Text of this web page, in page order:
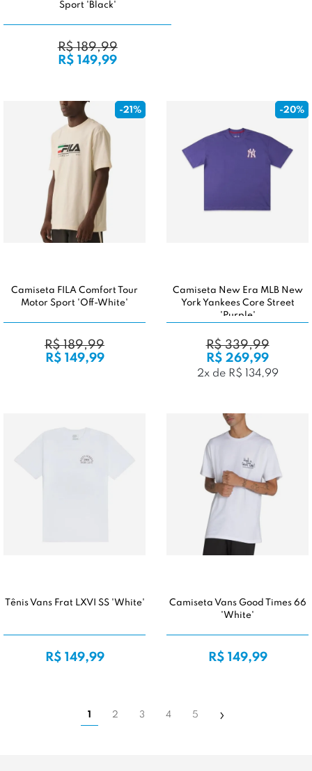
Sport 'Black'
R$ 189,99
R$ 149,99
-21%
Camiseta FILA Comfort Tour
Motor Sport 'Off-White'
R$ 189,99
R$ 149,99
-20%
Camiseta New Era MLB New
York Yankees Core Street
'Purple'
R$ 339,99
R$ 269,99
2x de R$ 134,99
Tênis Vans Frat LXVI SS 'White'
R$ 149,99
Camiseta Vans Good Times 66
'White'
R$ 149,99
2 3 4 5